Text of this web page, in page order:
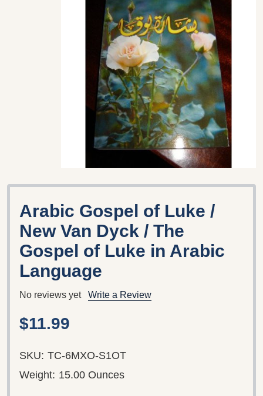
Arabic Gospel of Luke /
New Van Dyck / The
Gospel of Luke in Arabic
Language
No reviews yet Write a Review
$11.99
SKU: TC-6MXO-S1OT
Weight: 15.00 Ounces